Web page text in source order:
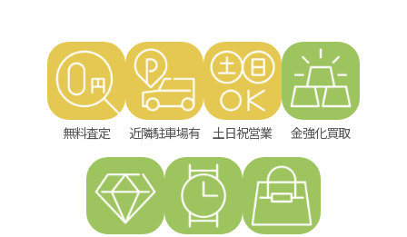
無料査定 近隣駐車場有 土日祝営業 金強化買取